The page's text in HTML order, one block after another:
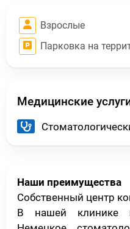
Взрослые
Парковка на
Медицинские
Наши преимущества
Собственный центр
В нашей клинике